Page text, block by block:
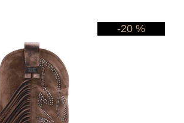
-20 %